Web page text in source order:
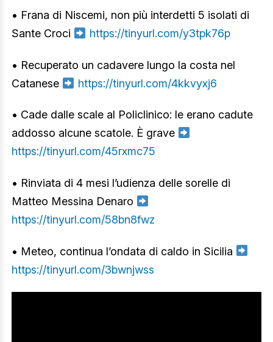
• Frana di Niscemi, non più interdetti 5 isolati di
Sante Croci
https://tinyurl.com/y3tpk76p
• Recuperato un cadavere lungo la costa nel
Catanese
https://tinyurl.com/4kkvyxj6
• Cade dalle scale al Policlinico: le erano cadute
addosso alcune scatole. È grave
https://tinyurl.com/45rxmc75
• Rinviata di 4 mesi l’udienza delle sorelle di
Matteo Messina Denaro
https://tinyurl.com/58bn8fwz
• Meteo, continua l’ondata di caldo in Sicilia
https://tinyurl.com/3bwnjwss